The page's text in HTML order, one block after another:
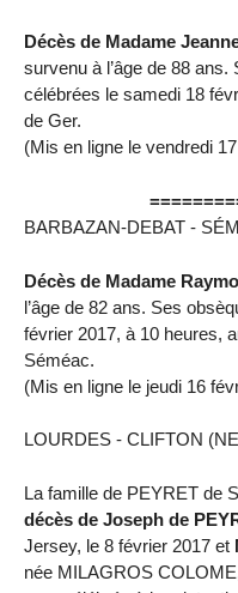
Décès de Madame
survenu à l’âge de 88
célébrées le samedi 18
de Ger.
(Mis en ligne le vendredi
BARBAZAN-DEBAT -
Décès de Madame
l’âge de 82 ans. Ses
février 2017, à 10 heures,
Séméac.
(Mis en ligne le jeudi 16
LOURDES - CLIFTON
La famille de PEYRET de
décès de Joseph de
Jersey, le 8 février 2017 et
née MILAGROS